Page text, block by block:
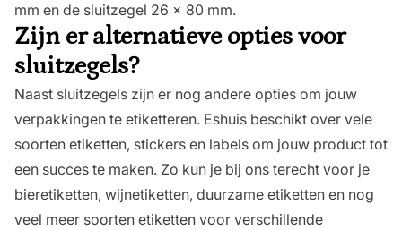
mm en de sluitzegel 26 x 80 mm.
Zijn er alternatieve opties voor
sluitzegels?
Naast sluitzegels zijn er nog andere opties om jouw
verpakkingen te etiketteren. Eshuis beschikt over vele
soorten etiketten, stickers en labels om jouw product tot
een succes te maken. Zo kun je bij ons terecht voor je
bieretiketten, wijnetiketten, duurzame etiketten en nog
veel meer soorten etiketten voor verschillende